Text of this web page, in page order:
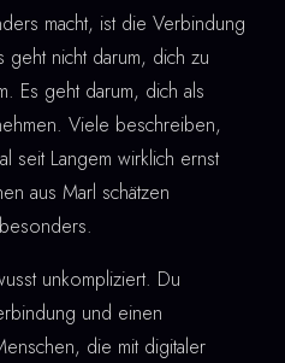
macht, ist die Verbindung
geht nicht darum, dich zu
Es geht darum, dich als
Viele beschreiben,
seit Langem wirklich ernst
aus Marl schätzen
unkompliziert. Du
und einen
die mit digitaler